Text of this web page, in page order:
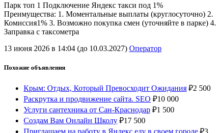
Парк топ 1 Подключение Яндекс такси под 1%
Преимущества: 1. Моментальные выплаты (круглосуточно) 2.
Комиссия1% 3. Возможно покупка смен (уточняйте в парке) 4.
Заправка с таксометра
13 июня 2026 в 14:04 (до 10.03.2027) Оператор
Похожие объявления
Крым: Отдых, Который Превосходит Ожидания ₽2 500
Раскрутка и продвижение сайта. SEO ₽10 000
Услуги сантехника от Сан-Краснодар ₽1 500
Создам Вам Онлайн Школу ₽17 500